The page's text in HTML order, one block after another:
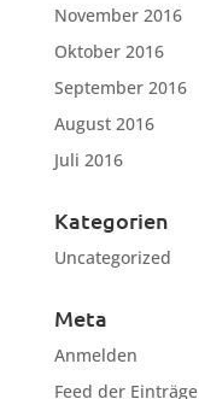
November 2016
Oktober 2016
September 2016
August 2016
Juli 2016
Kategorien
Uncategorized
Meta
Anmelden
Feed der Einträge